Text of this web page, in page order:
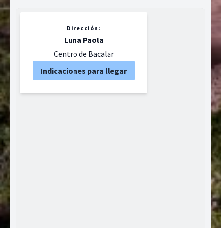
Dirección:
Luna Paola
Centro de Bacalar
Indicaciones para llegar